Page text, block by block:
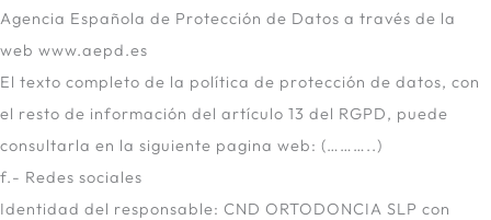
Agencia Española de Protección de Datos a través de la
web www.aepd.es
El texto completo de la política de protección de datos, con
el resto de información del artículo 13 del RGPD, puede
consultarla en la siguiente pagina web: (………..)
f.- Redes sociales
Identidad del responsable: CND ORTODONCIA SLP con